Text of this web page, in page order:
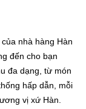
nhà hàng Hàn
đến cho bạn
đa dạng, từ món
hấp dẫn, mỗi
vị xứ Hàn.